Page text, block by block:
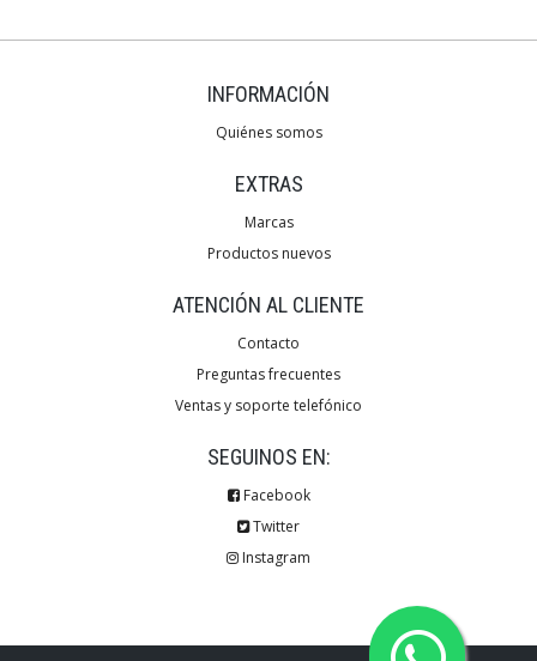
INFORMACIÓN
Quiénes somos
EXTRAS
Marcas
Productos nuevos
ATENCIÓN AL CLIENTE
Contacto
Preguntas frecuentes
Ventas y soporte telefónico
SEGUINOS EN:
Facebook
Twitter
Instagram